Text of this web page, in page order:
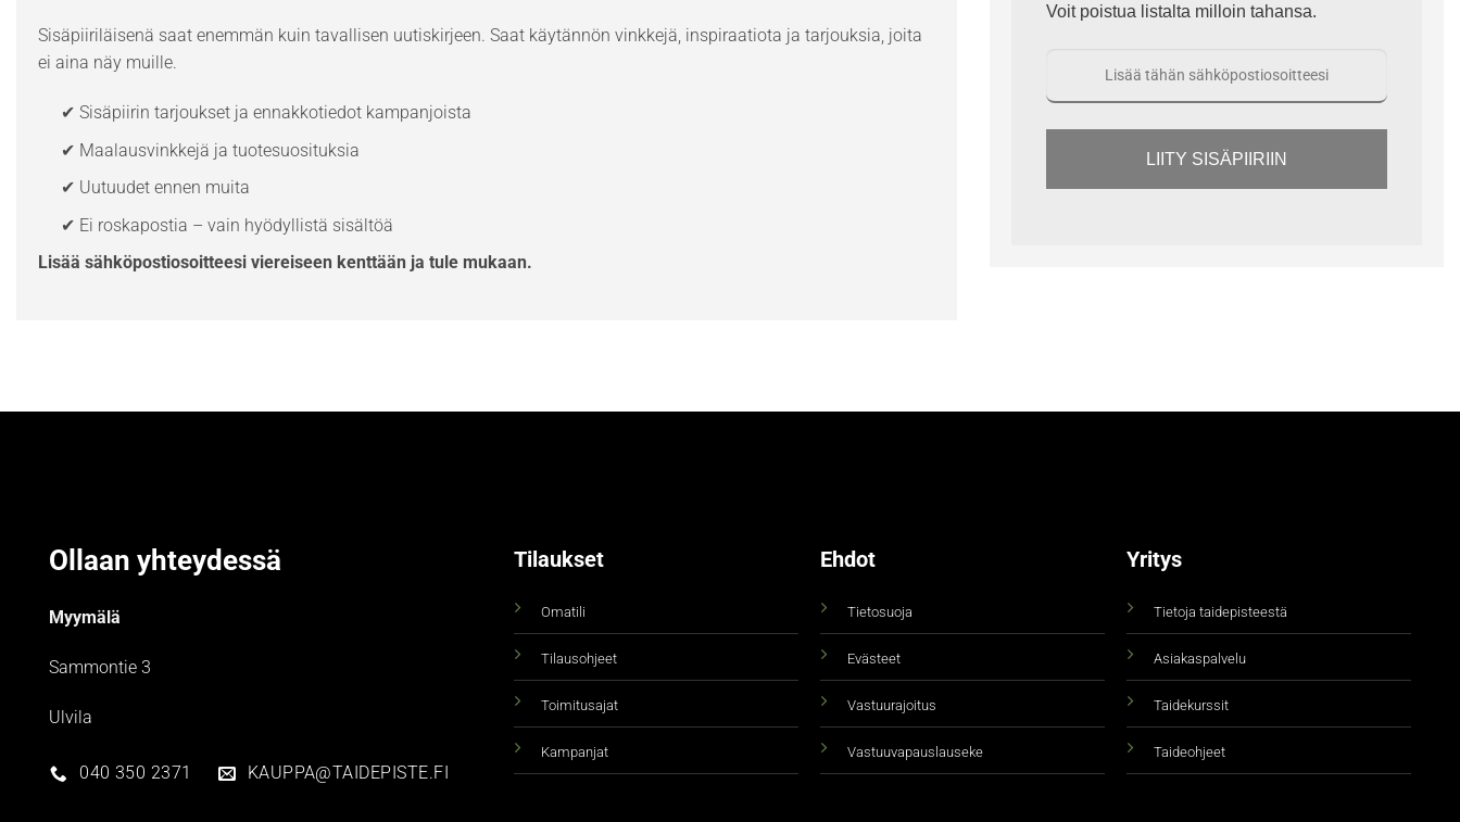
Sisäpiiriläisenä saat enemmän kuin tavallisen uutiskirjeen. Saat käytännön vinkkejä, inspiraatiota ja tarjouksia, joita
ei aina näy muille.
✔ Sisäpiirin tarjoukset ja ennakkotiedot kampanjoista
✔ Maalausvinkkejä ja tuotesuosituksia
✔ Uutuudet ennen muita
✔ Ei roskapostia – vain hyödyllistä sisältöä
Lisää sähköpostiosoitteesi viereiseen kenttään ja tule mukaan.
Voit poistua listalta milloin tahansa.
LIITY SISÄPIIRIIN
Ollaan yhteydessä
Myymälä
Sammontie 3
Ulvila
040 350 2371 KAUPPA@TAIDEPISTE.FI
Tilaukset
Omatili
Tilausohjeet
Toimitusajat
Kampanjat
Ehdot
Tietosuoja
Evästeet
Vastuurajoitus
Vastuuvapauslauseke
Yritys
Tietoja taidepisteestä
Asiakaspalvelu
Taidekurssit
Taideohjeet